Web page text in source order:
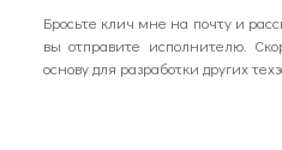
Бросьте клич мне на почту и
вы отправите исполнителю.
основу для разработки других